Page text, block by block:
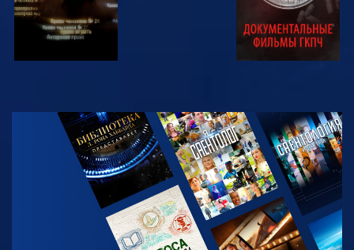
СМОТРЕТЬ
СМОТРЕТЬ
ПЕРЕДАЧИ